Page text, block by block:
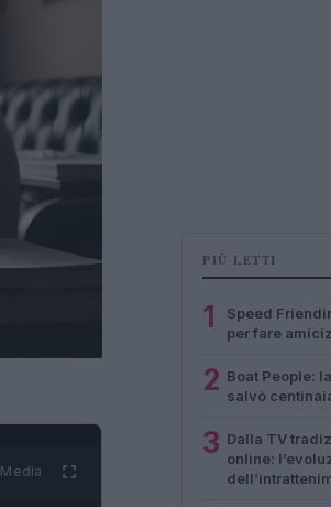
Media
PIÙ LETTI
1
Speed
per fare
2 Boat People:
salvò
3 Dalla TV
online: